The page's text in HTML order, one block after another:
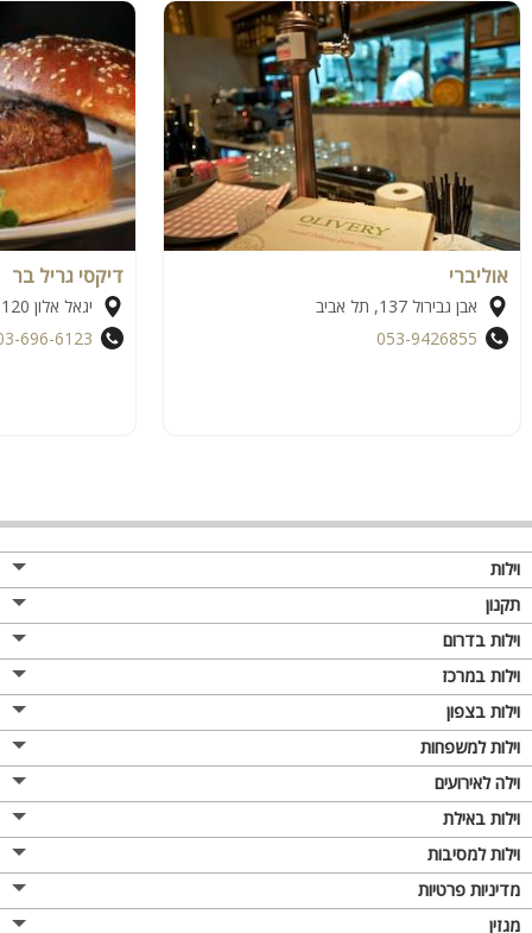
אוליברי
אבן גבירול 137, תל אביב
053-9426855
דיקסי גריל בר
יגאל אלון 120, תל אביב
696-6123
וילות
תקנון
וילות בדרום
וילות במרכז
וילות בצפון
וילות למשפחות
וילה לאירועים
וילות באילת
וילות למסיבות
מדיניות פרטיות
מגזין